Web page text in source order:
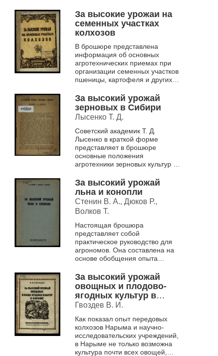
предназначалось в помощь
всем, кто в годы...
За высокие урожаи на
семенных участках
колхозов
В брошюре представлена
информация об основных
агротехнических приемах при
организации семенных участков
пшеницы, картофеля и других
Сибири
За высокий урожай
зерновых в Сибири
Лысенко Т. Д.
Советский академик Т. Д.
Лысенко в краткой форме
представляет в брошюре
основные положения
агротехники зерновых культур в
За высокий урожай
льна и конопли
Стенин В. А., Дюков Р.,
Волков Т.
Настоящая брошюра
представляет собой
практическое руководство для
агрономов. Она составлена на
основе обобщения опыта
коноплеводства, а также
опытных данных Томской
зональной...
За высокий урожай
овощных и плодово-
ягодных культур в
Нарыме
Гвоздев В. И.
Как показал опыт передовых
колхозов Нарыма и научно-
исследовательских учреждений,
в Нарыме не только возможна
культура почти всех овощей,